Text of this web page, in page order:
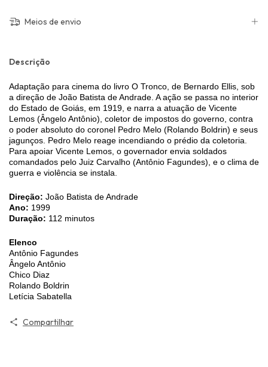
Meios de envio
Descrição
Adaptação para cinema do livro O Tronco, de Bernardo Ellis, sob
a direção de João Batista de Andrade. A ação se passa no interior
do Estado de Goiás, em 1919, e narra a atuação de Vicente
Lemos (Ângelo Antônio), coletor de impostos do governo, contra
o poder absoluto do coronel Pedro Melo (Rolando Boldrin) e seus
jagunços. Pedro Melo reage incendiando o prédio da coletoria.
Para apoiar Vicente Lemos, o governador envia soldados
comandados pelo Juiz Carvalho (Antônio Fagundes), e o clima de
guerra e violência se instala.
Direção: João Batista de Andrade
Ano: 1999
Duração: 112 minutos
Elenco
Antônio Fagundes
Ângelo Antônio
Chico Diaz
Rolando Boldrin
Letícia Sabatella
Compartilhar